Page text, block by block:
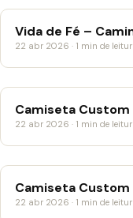
Vida de Fé –
22 abr 2026 · 1 min de
Camiseta
22 abr 2026 · 1 min de
Camiseta Custom
22 abr 2026 · 1 min de